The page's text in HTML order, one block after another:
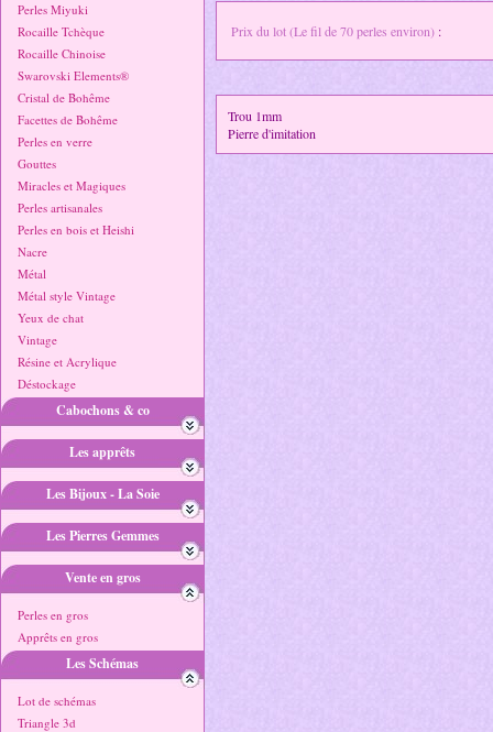
Perles Miyuki
Rocaille Tchèque
Rocaille Chinoise
Swarovski Elements®
Cristal de Bohême
Facettes de Bohême
Perles en verre
Gouttes
Miracles et Magiques
Perles artisanales
Perles en bois et Heishi
Nacre
Métal
Métal style Vintage
Yeux de chat
Vintage
Résine et Acrylique
Déstockage
Cabochons & co
Les apprêts
Les Bijoux - La Soie
Les Pierres Gemmes
Vente en gros
Perles en gros
Apprêts en gros
Les Schémas
Lot de schémas
Triangle 3d
Prix du lot (Le fil de 70 perles environ) :
Trou 1mm
Pierre d'imitation